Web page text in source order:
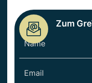
Zum